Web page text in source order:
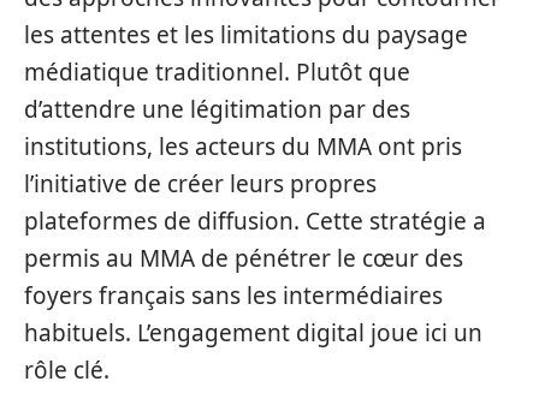
les attentes et les limitations du paysage
médiatique traditionnel. Plutôt que
d’attendre une légitimation par des
institutions, les acteurs du MMA ont pris
l’initiative de créer leurs propres
plateformes de diffusion. Cette stratégie a
permis au MMA de pénétrer le cœur des
foyers français sans les intermédiaires
habituels. L’engagement digital joue ici un
rôle clé.